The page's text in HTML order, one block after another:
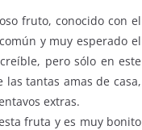
fruto, conocido con el
y muy esperado el
pero sólo en este
tantas amas de casa,
extras.
fruta y es muy bonito